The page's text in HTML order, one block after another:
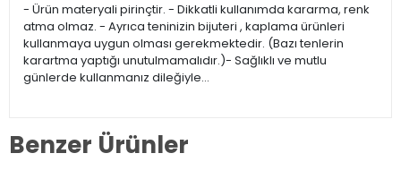
- Ürün materyali pirinçtir. - Dikkatli kullanımda kararma, renk
atma olmaz. - Ayrıca teninizin bijuteri , kaplama ürünleri
kullanmaya uygun olması gerekmektedir. (Bazı tenlerin
karartma yaptığı unutulmamalıdır.)- Sağlıklı ve mutlu
günlerde kullanmanız dileğiyle…
Benzer Ürünler